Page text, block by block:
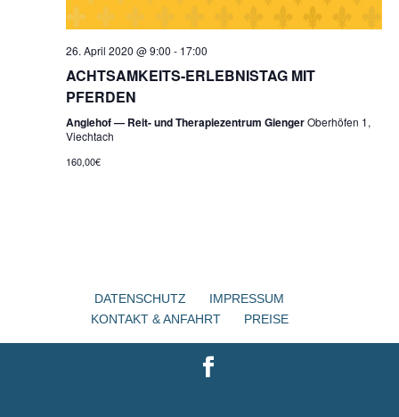
26. April 2020 @ 9:00 - 17:00
ACHTSAMKEITS-ERLEBNISTAG MIT
PFERDEN
Angiehof — Reit- und Therapiezentrum GiengerOberhöfen 1,
Viechtach
160,00€
DATENSCHUTZ
IMPRESSUM
KONTAKT & ANFAHRT
PREISE